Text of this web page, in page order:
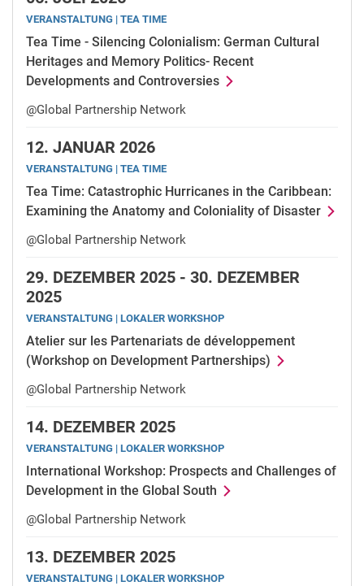
Rückblicke und Aufzeichnungen
VERANSTALTUNG | TEA TIME
Tea Time - Silencing Colonialism: German Cultural
Heritages and Memory Politics- Recent
Developments and Controversies
@Global Partnership Network
12. JANUAR 2026
VERANSTALTUNG | TEA TIME
Tea Time: Catastrophic Hurricanes in the Caribbean:
Examining the Anatomy and Coloniality of Disaster
@Global Partnership Network
29. DEZEMBER 2025 - 30. DEZEMBER
2025
VERANSTALTUNG | LOKALER WORKSHOP
Atelier sur les Partenariats de développement
(Workshop on Development Partnerships)
@Global Partnership Network
14. DEZEMBER 2025
VERANSTALTUNG | LOKALER WORKSHOP
International Workshop: Prospects and Challenges of
Development in the Global South
@Global Partnership Network
13. DEZEMBER 2025
VERANSTALTUNG | LOKALER WORKSHOP